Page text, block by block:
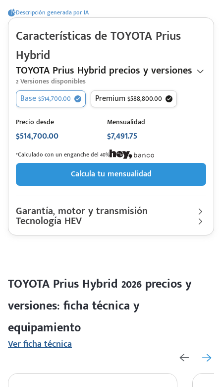
Descripción generada por IA
Características deTOYOTA Prius
Hybrid
TOYOTA Prius Hybrid precios y versiones
2Versiones disponibles
Base $514,700.00 Premium $588,800.00
Precio desde
$514,700.00
Mensualidad
$7,491.75
*Calculado con un enganche del 40%
Calcula tu mensualidad
Garantía, motor y transmisión
Garantía
60,000 Km | 3 años
Motor cilindros
Lt 1.8 | Hp. 97
Tecnología HEV
Descripción de funcionamiento motorizaciónTOYOTAPrius
batería híbrida Ion Litio con un voltaje de 207.2 V y capacidad
TOYOTA Prius Hybrid 2026 precios y
versiones: ficha técnica y
equipamiento
Ver ficha técnica